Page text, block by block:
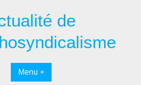
de
Menu +